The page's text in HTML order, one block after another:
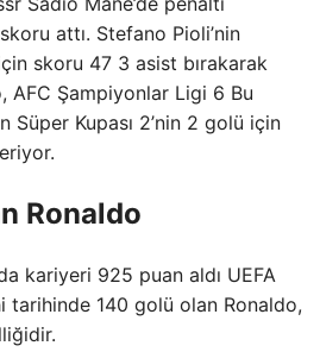
attı. Stefano Pioli’nin
skoru 47 3 asist bırakarak
AFC Şampiyonlar Ligi 6 Bu
Süper Kupası 2’nin 2 golü için
Ronaldo
kariyeri 925 puan aldı UEFA
tarihinde 140 golü olan Ronaldo,